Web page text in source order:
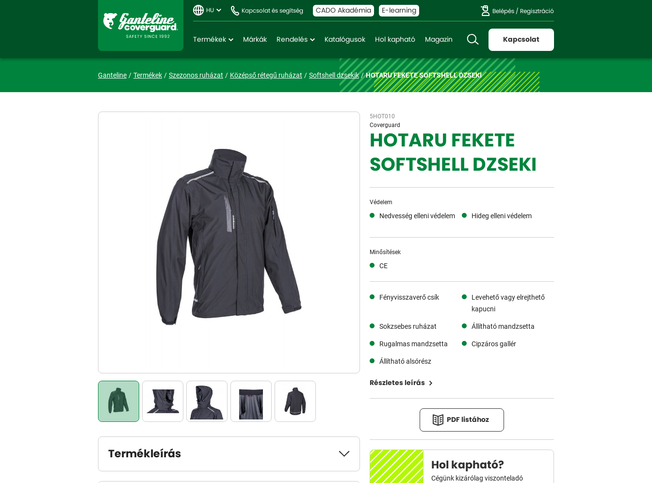
HU Kapcsolat és segítség CADO Akadémia E-learning Belépés / Regisztráció
Termékek Márkák Rendelés Katalógusok Hol kapható Magazin Kapcsolat
Ganteline Termékek Szezonos ruházat Középső rétegű ruházat Softshell dzsekik HOTARU FEKETE SOFTSHELL DZSEKI
Termékleírás
5HOT010
Coverguard
HOTARU FEKETE
SOFTSHELL DZSEKI
Védelem
Nedvesség elleni védelem Hideg elleni védelem
Minősítések
CE
Fényvisszaverő csík
Levehető vagy elrejthető
kapucni
Sokzsebes ruházat
Állítható mandzsetta
Rugalmas mandzsetta
Cipzáros gallér
Állítható alsórész
Részletes leírás
PDF listához
Hol kapható?
Cégünk kizárólag viszonteladó